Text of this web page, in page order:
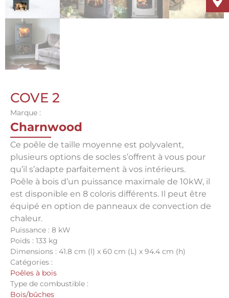
COVE 2
Marque :
Charnwood
Ce poêle de taille moyenne est polyvalent,
plusieurs options de socles s’offrent à vous pour
qu’il s’adapte parfaitement à vos intérieurs.
Poêle à bois d’un puissance maximale de 10kW, il
est disponible en 8 coloris différents. Il peut être
équipé en option de panneaux de convection de
chaleur.
Puissance : 8 kW
Poids : 133 kg
Dimensions : 41.8 cm (l) x 60 cm (L) x 94.4 cm (h)
Catégories :
Poêles à bois
Type de combustible :
Bois/bûches